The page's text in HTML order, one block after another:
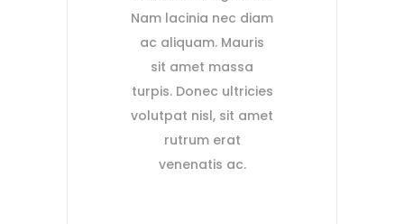
Nam lacinia nec diam
ac aliquam. Mauris
sit amet massa
turpis. Donec ultricies
volutpat nisl, sit amet
rutrum erat
venenatis ac.